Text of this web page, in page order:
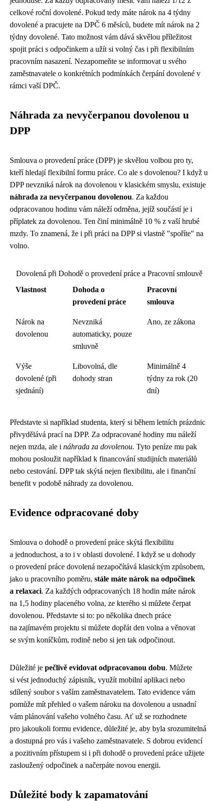
celkové roční dovolené. Pokud tedy máte nárok na 4 týdny
dovolené a pracujete na DPČ 6 měsíců, budete mít nárok na 2
týdny dovolené. Tato možnost vám dává skvělou příležitost
spojit práci s odpočinkem a užít si volný čas i při flexibilním
pracovním nasazení. Nezapomeňte se informovat u svého
zaměstnavatele o konkrétních podmínkách čerpání dovolené v
rámci vaší DPČ.
Náhrada za nevyčerpanou dovolenou u
DPP
Smlouva o provedení práce (DPP) je skvělou volbou pro ty,
kteří hledají flexibilní formu práce. Co ale s dovolenou? I když u
DPP nevzniká nárok na dovolenou v klasickém smyslu, existuje
náhrada za nevyčerpanou dovolenou. Za každou
odpracovanou hodinu vám náleží odměna, jejíž součástí je i
příplatek za dovolenou. Ten činí minimálně 10 % z vaší hrubé
mzdy. To znamená, že i při práci na DPP si vlastně "spoříte" na
volno.
Dovolená při Dohodě o provedení práce a Pracovní smlouvě
Vlastnost
Dohoda o
provedení práce
Pracovní
smlouva
Nárok na
dovolenou
Nevzniká
automaticky, pouze
smluvně
Ano, ze zákona
Výše
dovolené (při
sjednání)
Libovolná, dle
dohody stran
Minimálně 4
týdny za rok (20
dní)
Představte si například studenta, který si během letních prázdnic
přivydělává prací na DPP. Za odpracované hodiny mu náleží
nejen mzda, ale i náhrada za dovolenou. Tyto peníze mu pak
mohou posloužit například k financování studijních materiálů
nebo cestování. DPP tak skýtá nejen flexibilitu, ale i finanční
benefit v podobě náhrady za dovolenou.
Evidence odpracované doby
Smlouva o dohodě o provedení práce skýtá flexibilitu
a jednoduchost, a to i v oblasti dovolené. I když se u dohody
o provedení práce dovolená nezapočítává klasickým způsobem,
jako u pracovního poměru, stále máte nárok na odpočinek
a relaxaci. Za každých odpracovaných 18 hodin máte nárok
na 1,5 hodiny placeného volna, ze kterého si můžete čerpat
dovolenou. Představte si to: po několika dnech práce
na zajímavém projektu si můžete dopřát den volna a věnovat
se svým koníčkům, rodině nebo si jen tak odpočinout.
Důležité je pečlivě evidovat odpracovanou dobu. Můžete
si vést jednoduchý zápisník, využít mobilní aplikaci nebo
sdílený soubor s vaším zaměstnavatelem. Tato evidence vám
pomůže mít přehled o vašem nároku na dovolenou a usnadní
vám plánování vašeho volného času. Ať už se rozhodnete
pro jakoukoli formu evidence, důležité je, aby byla srozumitelná
a dostupná pro vás i vašeho zaměstnavatele. S dobrou evidencí
a pozitivním přístupem si i při dohodě o provedení práce užijete
zasloužený odpočinek a načerpáte novou energii.
Důležité body k zapamatování